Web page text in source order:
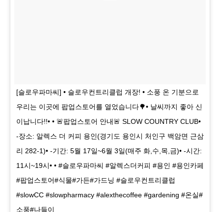
[슬로우파마씨] • 슬로우컨트리클럽 개장! • 소풍 온 기분으로
우리는 이곳에 팝업스토어를 열었습니다🌳• 날씨까지 좋아 신
이납니다!!• • 🚨팝업스토어 안내🚨 SLOW COUNTRY CLUB•
-장소: 알렉스 더 커피 용인(경기도 용인시 처인구 백암면 근삼
리 282-1)• -기간: 5월 17일~6월 3일(매주 화,수,목,금)• -시간:
11시~19시• • #슬로우파마씨 #알렉스더커피 #용인 #용인카페
#팝업스토어#식물#가든#가드닝 #슬로우컨트리클럽
#slowCC #slowpharmacy #alexthecoffee #gardening #온실#
소풍#나들이